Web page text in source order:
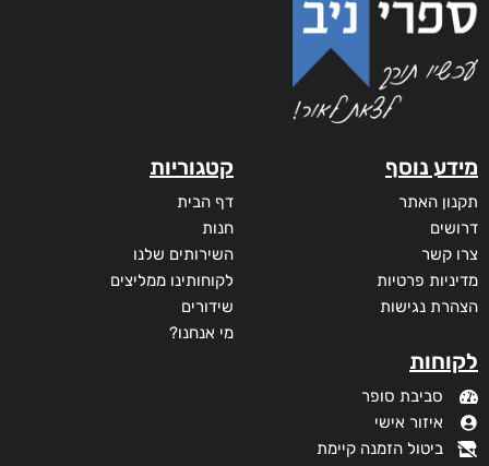
מידע נוסף
תקנון האתר
דרושים
צרו קשר
מדיניות פרטיות
הצהרת נגישות
לקוחות
סביבת סופר
איזור אישי
ביטול הזמנה קיימת
קטגוריות
דף הבית
חנות
השירותים שלנו
לקוחותינו ממליצים
שידורים
מי אנחנו?